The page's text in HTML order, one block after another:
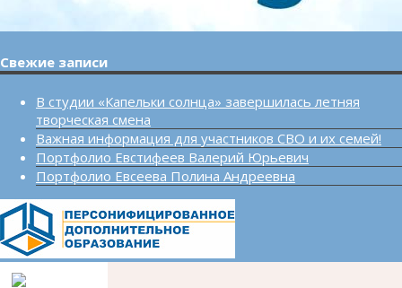
Свежие записи
В студии «Капельки солнца» завершилась летняя
творческая смена
Важная информация для участников СВО и их семей!
Портфолио Евстифеев Валерий Юрьевич
Портфолио Евсеева Полина Андреевна